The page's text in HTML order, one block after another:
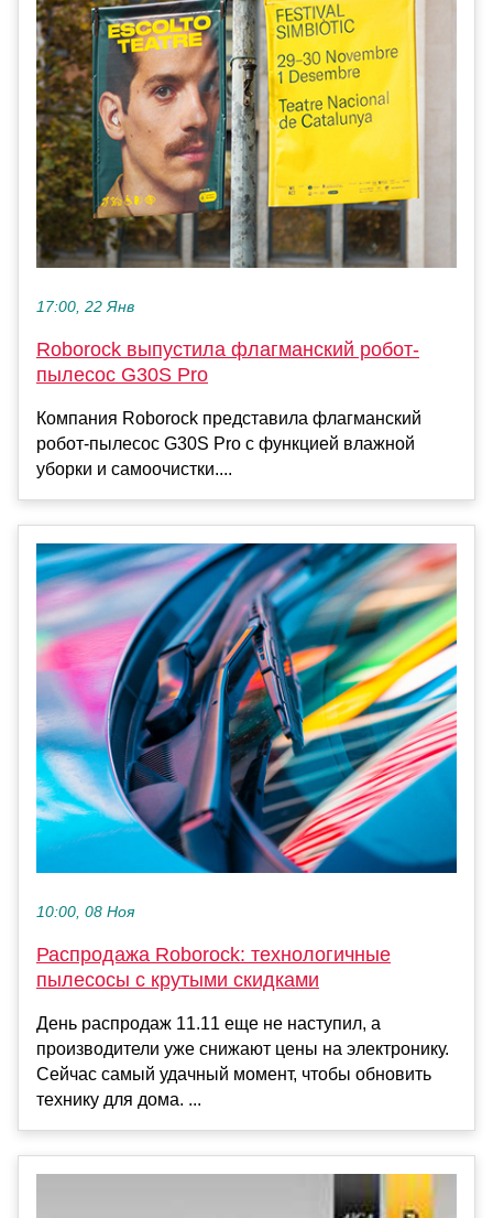
17:00, 22 Янв
Roborock выпустила флагманский робот-
пылесос G30S Pro
Компания Roborock представила флагманский
робот-пылесос G30S Pro с функцией влажной
уборки и самоочистки....
10:00, 08 Ноя
Распродажа Roborock: технологичные
пылесосы с крутыми скидками
День распродаж 11.11 еще не наступил, а
производители уже снижают цены на электронику.
Сейчас самый удачный момент, чтобы обновить
технику для дома. ...